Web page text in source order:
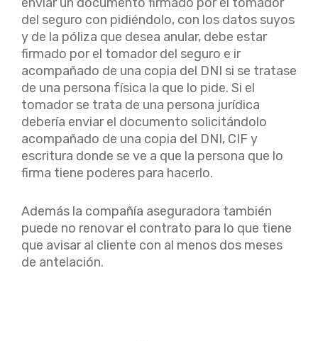
del seguro con pidiéndolo, con los datos suyos
y de la póliza que desea anular, debe estar
firmado por el tomador del seguro e ir
acompañado de una copia del DNI si se tratase
de una persona física la que lo pide. Si el
tomador se trata de una persona jurídica
debería enviar el documento solicitándolo
acompañado de una copia del DNI, CIF y
escritura donde se ve a que la persona que lo
firma tiene poderes para hacerlo.
Además la compañía aseguradora también
puede no renovar el contrato para lo que tiene
que avisar al cliente con al menos dos meses
de antelación.